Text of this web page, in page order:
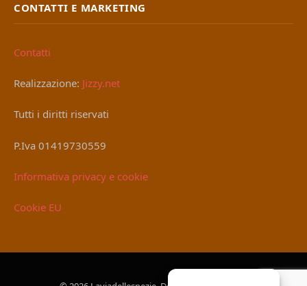
CONTATTI E MARKETING
Contatti
Realizzazione: Jizzy.net
Tutti i diritti riservati
P.Iva 01419730559
Informativa privacy e cookie
Cookie EU